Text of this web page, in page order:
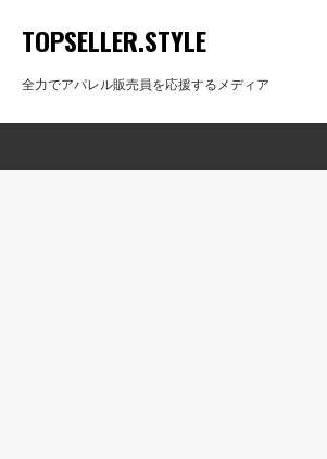
TOPSELLER.STYLE
全力でアパレル販売員を応援するメディア